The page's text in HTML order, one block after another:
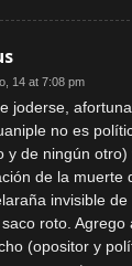
14 at 7:08 pm
joderse,
no es
y de ningún
de la muerte
invisible
roto.
(opositor y